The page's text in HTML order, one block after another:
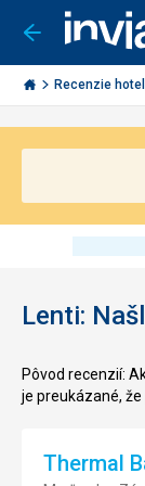
Ísť
späť
Invia.sk
Recenzie
Lenti:
Pôvod recenzií:
je preukázané,
Thermal